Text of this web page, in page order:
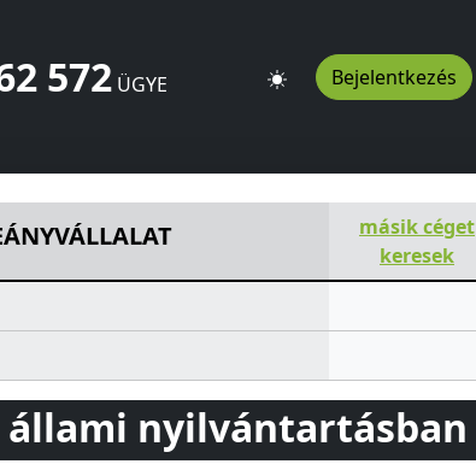
572ÜGYE Bejelentkezés
másik céget
keresek
állami nyilvántartásban